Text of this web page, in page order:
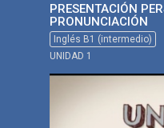
PRESENTACIÓN
PRONUNCIACIÓN
Inglés B1 (intermedio)
UNIDAD 1